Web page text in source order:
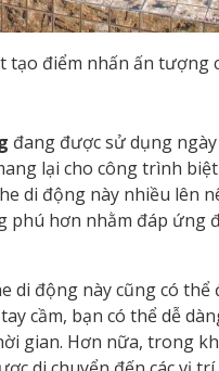
tạo điểm nhấn ấn tượng
đang được sử dụng
lại cho công trình
di động này nhiều lên
hơn nhằm đáp ứng
di động này cũng có
cầm, bạn có thể dễ
gian. Hơn nữa, trong